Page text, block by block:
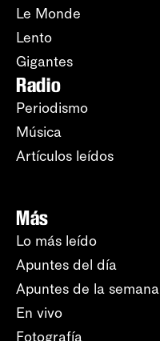
Le Monde
Lento
Gigantes
Radio
Periodismo
Música
Artículos leídos
Más
Lo más leído
Apuntes del día
Apuntes de la semana
En vivo
Fotografía